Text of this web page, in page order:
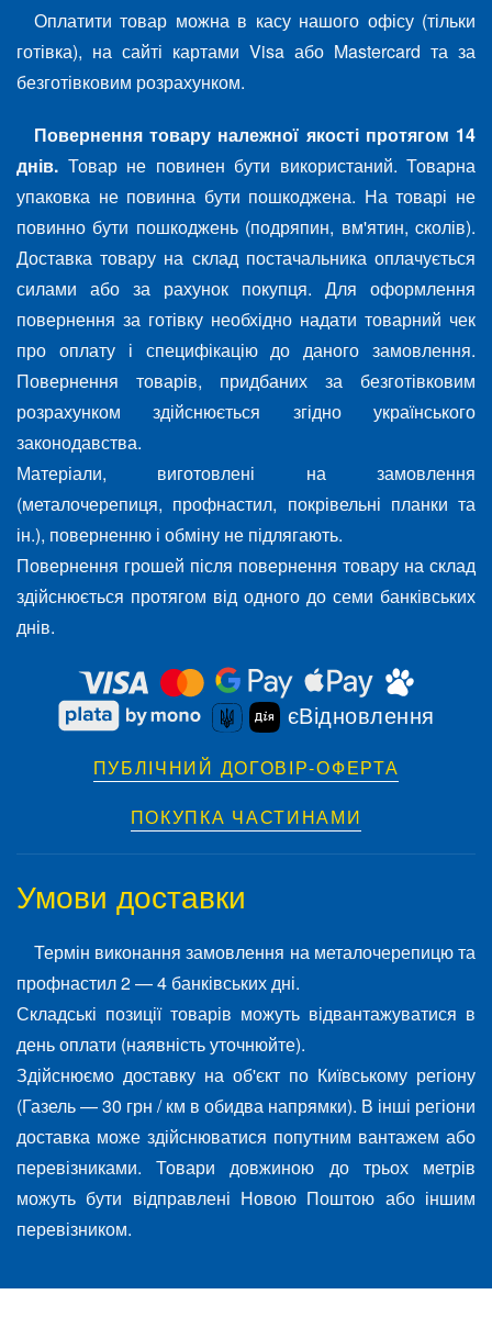
Оплатити товар можна в касу нашого офісу (тільки
готівка), на сайті картами Visa або Mastercard та за
безготівковим розрахунком.
Повернення товару належної якості протягом 14
днів. Товар не повинен бути використаний. Товарна
упаковка не повинна бути пошкоджена. На товарі не
повинно бути пошкоджень (подряпин, вм'ятин, cколів).
Доставка товару на склад постачальника оплачується
силами або за рахунок покупця. Для оформлення
повернення за готівку необхідно надати товарний чек
про оплату і специфікацію до даного замовлення.
Повернення товарів, придбаних за безготівковим
розрахунком здійснюється згідно українського
законодавства.
Матеріали, виготовлені на замовлення
(металочерепиця, профнастил, покрівельні планки та
ін.), поверненню і обміну не підлягають.
Повернення грошей після повернення товару на склад
здійснюється протягом від одного до семи банківських
днів.
єВідновлення
ПУБЛІЧНИЙ ДОГОВІР-ОФЕРТА
ПОКУПКА ЧАСТИНАМИ
Умови доставки
Термін виконання замовлення на металочерепицю та
профнастил 2 — 4 банківських дні.
Складські позиції товарів можуть відвантажуватися в
день оплати (наявність уточнюйте).
Здійснюємо доставку на об'єкт по Київському регіону
(Газель — 30 грн / км в обидва напрямки). В інші регіони
доставка може здійснюватися попутним вантажем або
перевізниками. Товари довжиною до трьох метрів
можуть бути відправлені Новою Поштою або іншим
перевізником.